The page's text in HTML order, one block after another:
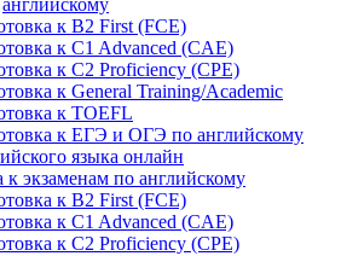
к B2 First (FCE)
к C1 Advanced (CAE)
к C2 Proficiency (CPE)
к General Training/Academic
к TOEFL
к ЕГЭ и ОГЭ по английскому
языка онлайн
к экзаменам по английскому
к B2 First (FCE)
к C1 Advanced (CAE)
к C2 Proficiency (CPE)